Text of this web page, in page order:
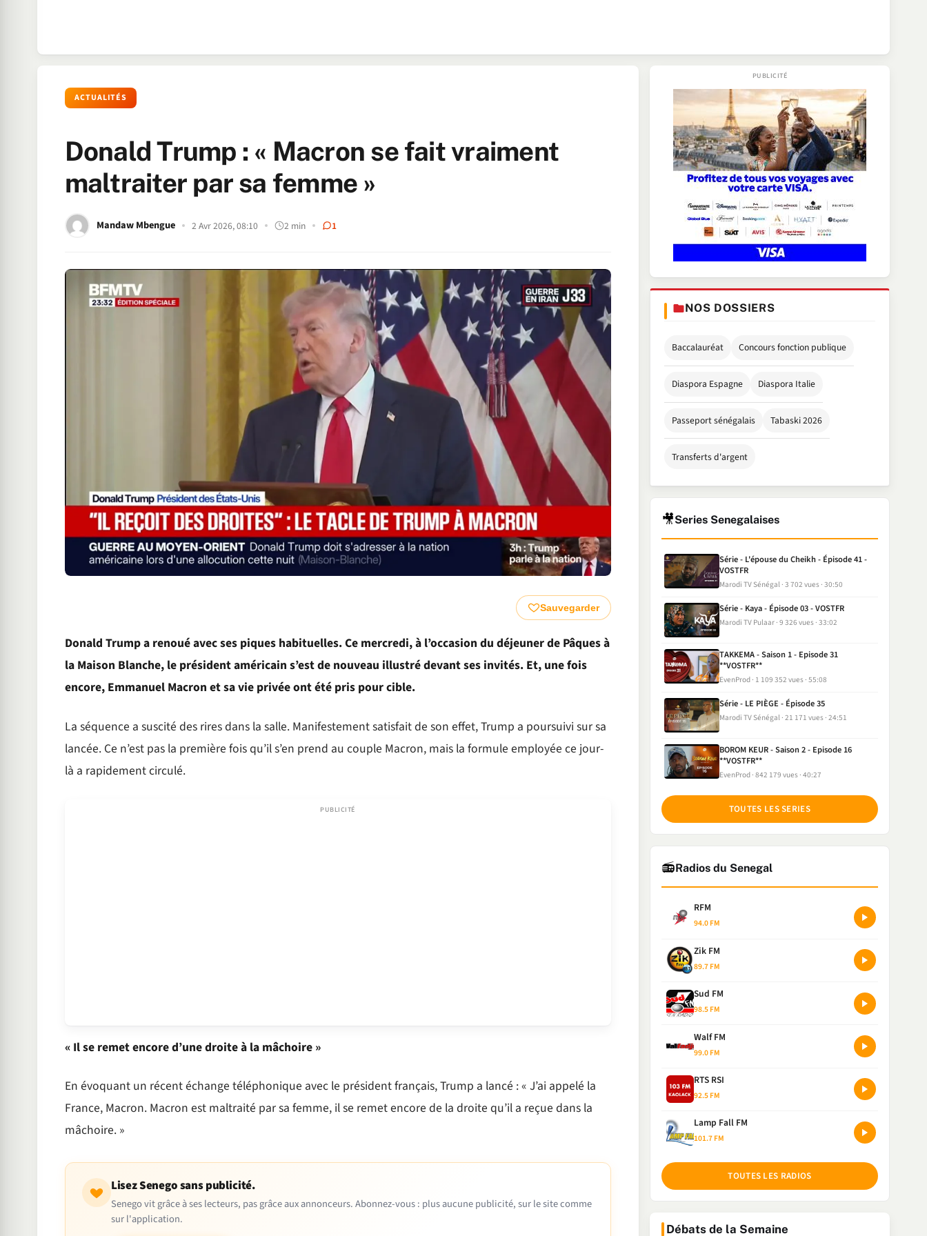
ACTUALITÉS
Donald Trump : « Macron se fait vraiment
maltraiter par sa femme »
Mandaw Mbengue 2 Avr 2026, 08:10 2 min 1
Sauvegarder
Donald Trump a renoué avec ses piques habituelles. Ce mercredi, à l’occasion du déjeuner de Pâques à
la Maison Blanche, le président américain s’est de nouveau illustré devant ses invités. Et, une fois
encore, Emmanuel Macron et sa vie privée ont été pris pour cible.
La séquence a suscité des rires dans la salle. Manifestement satisfait de son effet, Trump a poursuivi sur sa
lancée. Ce n’est pas la première fois qu’il s’en prend au couple Macron, mais la formule employée ce jour-
là a rapidement circulé.
« Il se remet encore d’une droite à la mâchoire »
En évoquant un récent échange téléphonique avec le président français, Trump a lancé : « J’ai appelé la
France, Macron. Macron est maltraité par sa femme, il se remet encore de la droite qu’il a reçue dans la
mâchoire. »
Lisez Senego sans publicité.
Senego vit grâce à ses lecteurs, pas grâce aux annonceurs. Abonnez-vous : plus aucune publicité, sur le site comme
sur l'application.
NOS DOSSIERS
Baccalauréat Concours fonction publique
Diaspora Espagne Diaspora Italie
Passeport sénégalais Tabaski 2026
Transferts d'argent
🎥Series Senegalaises
Série - L'épouse du Cheikh - Épisode 41 -
VOSTFR
Marodi TV Sénégal 3 702 vues 30:50
Série - Kaya - Épisode 03 - VOSTFR
Marodi TV Pulaar 9 326 vues 33:02
TAKKEMA - Saison 1 - Episode 31
**VOSTFR**
EvenProd 1 109 352 vues 55:08
Série - LE PIÈGE - Épisode 35
Marodi TV Sénégal 21 171 vues 24:51
BOROM KEUR - Saison 2 - Episode 16
**VOSTFR**
EvenProd 842 179 vues 40:27
TOUTES LES SERIES
📻Radios du Senegal
RFM
94.0 FM
Zik FM
89.7 FM
Sud FM
98.5 FM
Walf FM
99.0 FM
RTS RSI
92.5 FM
Lamp Fall FM
101.7 FM
TOUTES LES RADIOS
Débats de la Semaine